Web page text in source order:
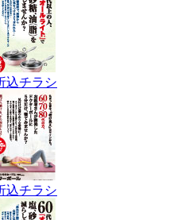
込チラシ
込チラシ